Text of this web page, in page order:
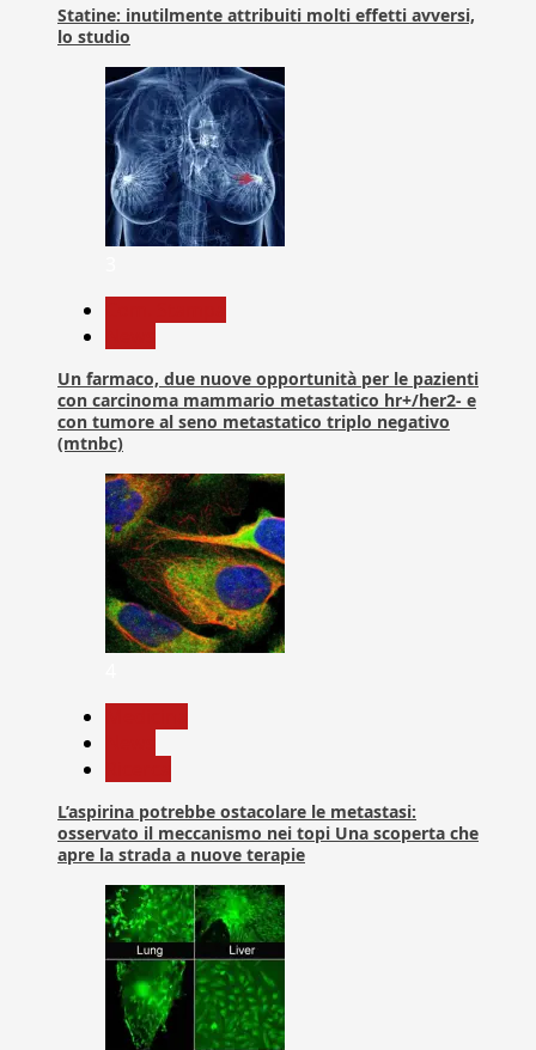
Statine: inutilmente attribuiti molti effetti avversi,
lo studio
Un farmaco, due nuove opportunità per le pazienti
con carcinoma mammario metastatico hr+/her2- e
con tumore al seno metastatico triplo negativo
(mtnbc)
L’aspirina potrebbe ostacolare le metastasi:
osservato il meccanismo nei topi Una scoperta che
apre la strada a nuove terapie